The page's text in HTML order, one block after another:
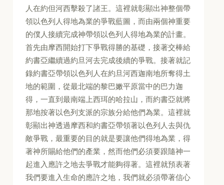
人在約但河西擊殺了諸王。這裡就彰顯出神整個帶
領以色列人得地為業的爭戰藍圖，而由兩個神重要
的僕人接續完成神帶領以色列人得地為業的計畫。
首先由摩西開始打下爭戰得勝的基礎，接著交棒給
約書亞繼續過約旦河去完成後續的爭戰。接著就記
錄約書亞帶領以色列人在約旦河西迦南地所奪得土
地的範圍，從最北端的黎巴嫩平原當中的巴力迦
得，一直到最南端上西珥的哈拉山，而約書亞就將
那地按著以色列支派的宗族分給他們為業。這裡就
彰顯出神透過摩西和約書亞帶領著以色列人去與仇
敵爭戰，最重要的目的就是要讓他們得地為業，得
著神所賜給他們的產業，然而他們必須要跟隨神一
起進入應許之地去爭戰才能夠得著。這裡就預表著
我們要進入生命的應許之地，我們就必須帶著信心